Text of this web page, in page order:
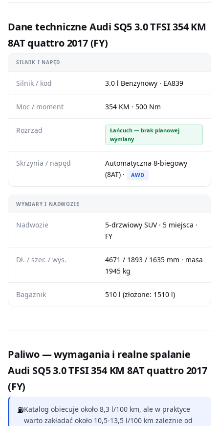
Dane techniczne Audi SQ5 3.0 TFSI 354 KM
8AT quattro 2017 (FY)
SILNIK I NAPĘD
Silnik / kod 3.0 l Benzynowy · EA839
Moc / moment 354 KM · 500 Nm
Rozrząd
Łańcuch — brak planowej
wymiany
Skrzynia / napęd
Automatyczna 8-biegowy
(8AT) ·
AWD
WYMIARY I NADWOZIE
Nadwozie
5-drzwiowy SUV · 5 miejsca ·
FY
Dł. / szer. / wys.
4671 / 1893 / 1635 mm · masa
1945 kg
Bagażnik 510 l (złożone: 1510 l)
Paliwo — wymagania i realne spalanie
Audi SQ5 3.0 TFSI 354 KM 8AT quattro 2017
(FY)
⛽Katalog obiecuje około 8,3 l/100 km, ale w praktyce
warto zakładać około 10,5-13,5 l/100 km zależnie od